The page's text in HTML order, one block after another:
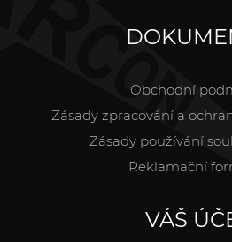
Obchodní
Zásady zpracování a
Zásady používání
Reklamační
VÁŠ